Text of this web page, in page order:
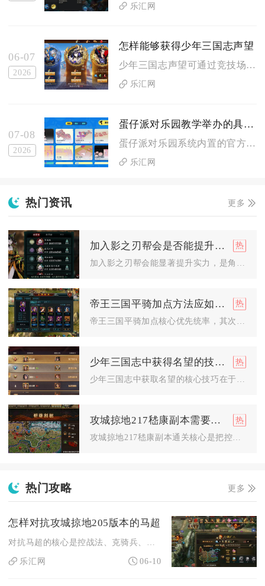
乐汇网
06-07
2026
怎样能够获得少年三国志声望
少年三国志声望可通过竞技场对战、城池民情任务、日常与军团活动...
乐汇网
07-08
2026
蛋仔派对乐园教学举办的具体地点是哪里
蛋仔派对乐园系统内置的官方常态化教学内容，核心线上授课地点固...
乐汇网
热门资讯 更多
加入影之刃帮会是否能提升实力
帝王三国平骑加点方法应如何选择
少年三国志中获得名望的技巧有哪些
攻城掠地217嵇康副本需要注意什么时间点
热门攻略 更多
怎样对抗攻城掠地205版本的马超
对抗马超的核心是控战法、克骑兵、抢地形、耗节奏，用强防+格挡...
乐汇网
06-10